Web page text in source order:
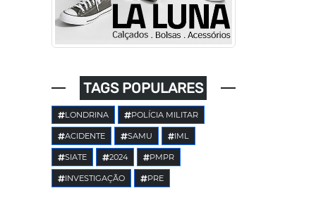
TAGS POPULARES
LONDRINA POLÍCIA MILITAR
ACIDENTE SAMU IML
SIATE 2024 PMPR
INVESTIGAÇÃO PRE